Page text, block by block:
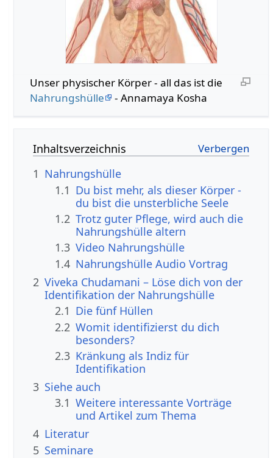
Unser physischer Körper - all das ist die
Nahrungshülle
- Annamaya Kosha
Inhaltsverzeichnis
1 Nahrungshülle
1.1 Du bist mehr, als dieser Körper -
du bist die unsterbliche Seele
1.2 Trotz guter Pflege, wird auch die
Nahrungshülle altern
1.3 Video Nahrungshülle
1.4 Nahrungshülle Audio Vortrag
2 Viveka Chudamani – Löse dich von der
Identifikation der Nahrungshülle
2.1 Die fünf Hüllen
2.2 Womit identifizierst du dich
besonders?
2.3 Kränkung als Indiz für
Identifikation
3 Siehe auch
3.1 Weitere interessante Vorträge
und Artikel zum Thema
4 Literatur
5 Seminare